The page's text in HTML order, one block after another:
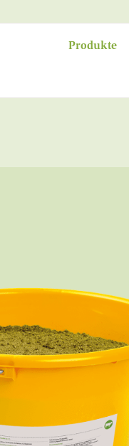
Produkte